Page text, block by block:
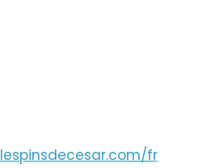
lespinsdecesar.com/fr